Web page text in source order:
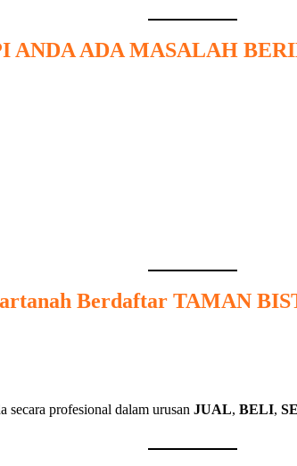
ANDA ADA MASALAH
Berdaftar TAMAN
secara profesional dalam urusan JUAL, BELI,